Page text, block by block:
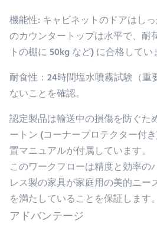
機能性: キャビネットのドアはし
のカウンタートップは水平で、耐
トの棚に 50kg など) に合格してい
耐食性 ：24時間塩水噴霧試験（
ないことを確認。
認定製品は輸送中の損傷を防ぐた
ートン (コーナープロテクター付
置マニュアルが付属しています。
このワークフローは精度と効率
レス製の家具が家庭用の美的ニ
を満たしていることを保証します。
アドバンテージ